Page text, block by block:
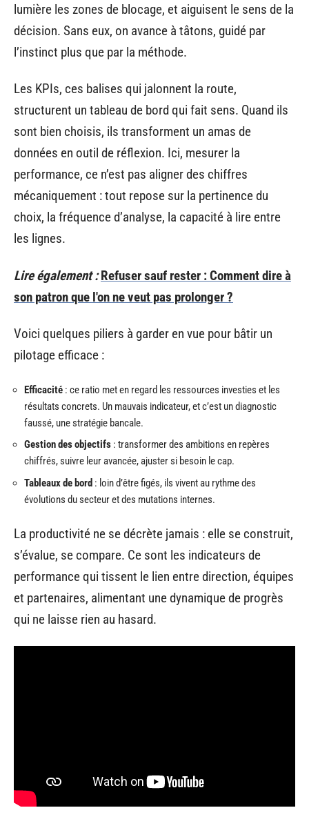
lumière les zones de blocage, et aiguisent le sens de la
décision. Sans eux, on avance à tâtons, guidé par
l’instinct plus que par la méthode.
Les KPIs, ces balises qui jalonnent la route,
structurent un tableau de bord qui fait sens. Quand ils
sont bien choisis, ils transforment un amas de
données en outil de réflexion. Ici, mesurer la
performance, ce n’est pas aligner des chiffres
mécaniquement : tout repose sur la pertinence du
choix, la fréquence d’analyse, la capacité à lire entre
les lignes.
Lire également : Refuser sauf rester : Comment dire à
son patron que l'on ne veut pas prolonger ?
Voici quelques piliers à garder en vue pour bâtir un
pilotage efficace :
Efficacité : ce ratio met en regard les ressources investies et les
résultats concrets. Un mauvais indicateur, et c’est un diagnostic
faussé, une stratégie bancale.
Gestion des objectifs : transformer des ambitions en repères
chiffrés, suivre leur avancée, ajuster si besoin le cap.
Tableaux de bord : loin d’être figés, ils vivent au rythme des
évolutions du secteur et des mutations internes.
La productivité ne se décrète jamais : elle se construit,
s’évalue, se compare. Ce sont les indicateurs de
performance qui tissent le lien entre direction, équipes
et partenaires, alimentant une dynamique de progrès
qui ne laisse rien au hasard.